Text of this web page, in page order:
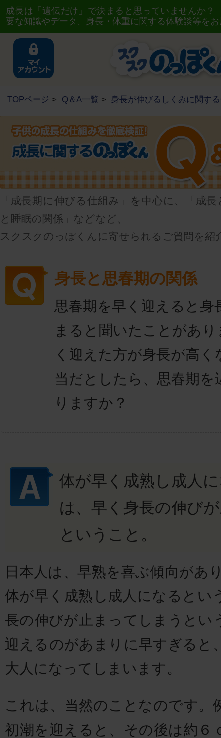
成長は「遺伝だけ」で決まると思っていませんか
要な知識やデータ、身長・体重に関する体験談等を
TOPページ > Q＆A一覧 > 身長が伸びるしくみに関す
「成長期に伸びる仕組み」を中心に、「成
と睡眠の関係」などなど、
スクスクのっぽくんに寄せられるご質問を紹
身長と思春期の関係
思春期を早く迎えると身
まると聞いたことがあ
く迎えた方が身長が高
当だとしたら、思春期を
りますか？
体が早く成熟し成人
は、早く身長の伸び
ということ。
日本人は、早熟を喜ぶ傾向があ
体が早く成熟し成人になるとい
長の伸びが止まってしまうとい
迎えるのがあまりに早すぎると
大人になってしまいます。
これは、当然のことなのです。
初潮を迎えると、その後は約６